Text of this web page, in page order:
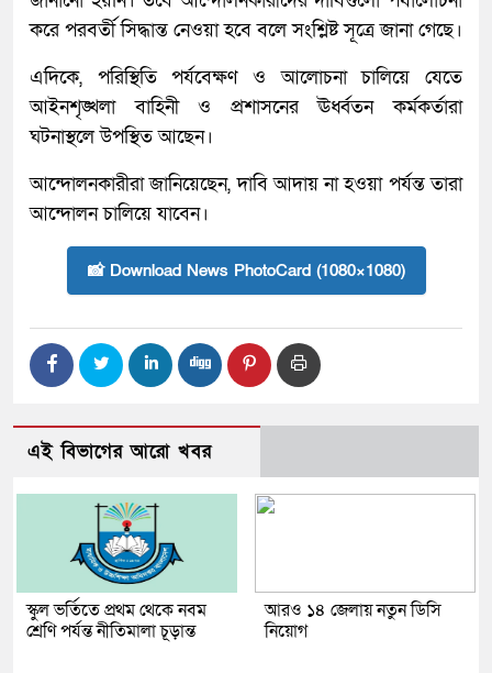
করে পরবর্তী সিদ্ধান্ত নেওয়া হবে বলে সংশ্লিষ্ট সূত্রে জানা গেছে।
এদিকে, পরিস্থিতি পর্যবেক্ষণ ও আলোচনা চালিয়ে যেতে
আইনশৃঙ্খলা বাহিনী ও প্রশাসনের ঊর্ধ্বতন কর্মকর্তারা
ঘটনাস্থলে উপস্থিত আছেন।
আন্দোলনকারীরা জানিয়েছেন, দাবি আদায় না হওয়া পর্যন্ত তারা
আন্দোলন চালিয়ে যাবেন।
📸 Download News PhotoCard (1080×1080)
এই বিভাগের আরো খবর
স্কুল ভর্তিতে প্রথম থেকে নবম
শ্রেণি পর্যন্ত নীতিমালা চূড়ান্ত
আরও ১৪ জেলায় নতুন ডিসি
নিয়োগ